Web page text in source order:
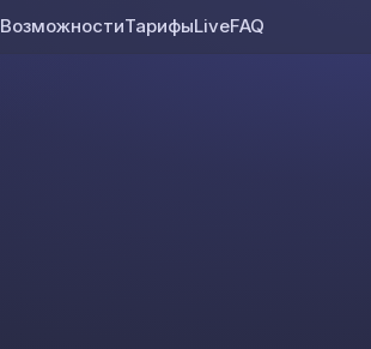
ВозможностиТарифыLiveFAQ